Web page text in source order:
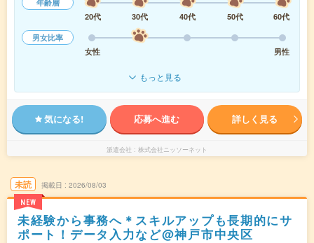
年齢層
20代
30代 40代 50代
60代
男女比率
女性
男性
もっと見る
気になる! 応募へ進む 詳しく見る
派遣会社 株式会社ニッソーネット
未読
NEW
掲載日 2026/08/03
未経験から事務へ＊スキルアップも長期的にサ
ポート！データ入力など@神戸市中央区